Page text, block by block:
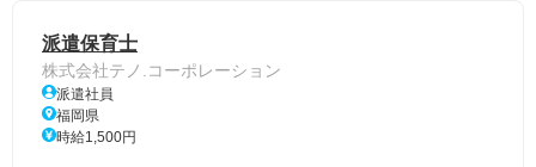
派遣保育士
株式会社テノ.コーポレーション
派遣社員
福岡県
時給1,500円